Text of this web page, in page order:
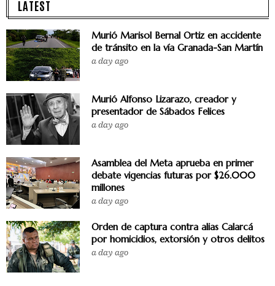
LATEST
Murió Marisol Bernal Ortiz en accidente
de tránsito en la vía Granada-San Martín
a day ago
Murió Alfonso Lizarazo, creador y
presentador de Sábados Felices
a day ago
Asamblea del Meta aprueba en primer
debate vigencias futuras por $26.000
millones
a day ago
Orden de captura contra alias Calarcá
por homicidios, extorsión y otros delitos
a day ago